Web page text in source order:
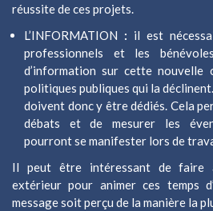
réussite de ces projets.
L’INFORMATION : il est
professionnels et les
d’information sur cette nouvelle
politiques publiques qui la
doivent donc y être dédiés. Cela
débats et de mesurer les
pourront se manifester lors de
Il peut être intéressant de faire
extérieur pour animer ces temps
message soit perçu de la manière la